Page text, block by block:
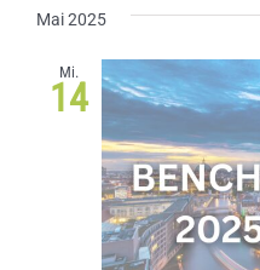
Mai 2025
Mi.
14